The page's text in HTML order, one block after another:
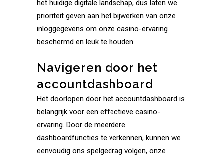
het huidige digitale landschap, dus laten we
prioriteit geven aan het bijwerken van onze
inloggegevens om onze casino-ervaring
beschermd en leuk te houden.
Navigeren door het
accountdashboard
Het doorlopen door het accountdashboard is
belangrijk voor een effectieve casino-
ervaring. Door de meerdere
dashboardfuncties te verkennen, kunnen we
eenvoudig ons spelgedrag volgen, onze